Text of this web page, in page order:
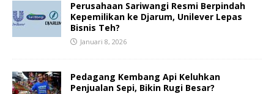
Perusahaan Sariwangi Resmi Berpindah
Kepemilikan ke Djarum, Unilever Lepas
Bisnis Teh?
Januari 8, 2026
Pedagang Kembang Api Keluhkan
Penjualan Sepi, Bikin Rugi Besar?